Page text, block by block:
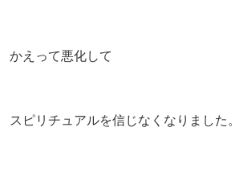
かえって悪化して
スピリチュアルを信じなくなりました。